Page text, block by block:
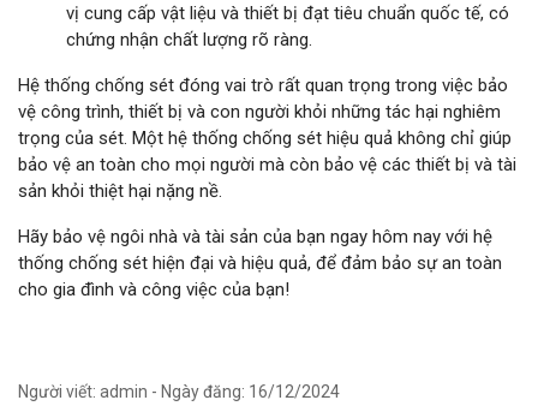
vị cung cấp vật liệu và thiết bị đạt tiêu chuẩn quốc tế, có
chứng nhận chất lượng rõ ràng.
Hệ thống chống sét đóng vai trò rất quan trọng trong việc bảo
vệ công trình, thiết bị và con người khỏi những tác hại nghiêm
trọng của sét. Một hệ thống chống sét hiệu quả không chỉ giúp
bảo vệ an toàn cho mọi người mà còn bảo vệ các thiết bị và tài
sản khỏi thiệt hại nặng nề.
Hãy bảo vệ ngôi nhà và tài sản của bạn ngay hôm nay với hệ
thống chống sét hiện đại và hiệu quả, để đảm bảo sự an toàn
cho gia đình và công việc của bạn!
Người viết: admin - Ngày đăng: 16/12/2024